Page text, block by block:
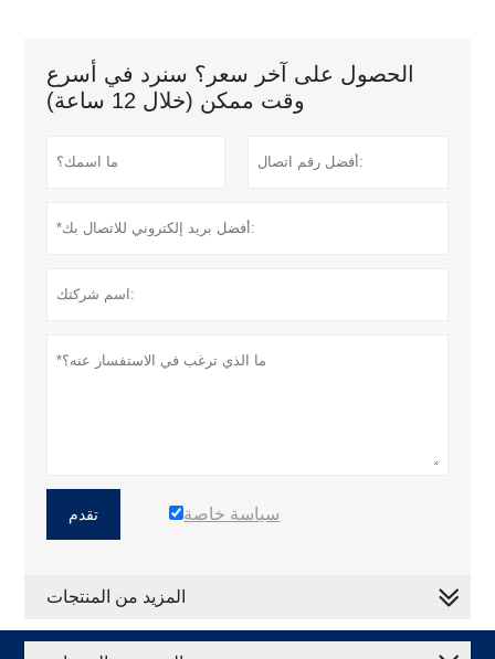
الحصول على آخر سعر؟ سنرد في أسرع
وقت ممكن (خلال 12 ساعة)
تقدم سياسة خاصة
المزيد من المنتجات